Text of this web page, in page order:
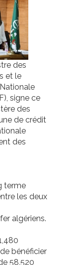
des
et le
signe ce
des
de crédit
des
terme
les deux
algériens.
bénéficier
58,520